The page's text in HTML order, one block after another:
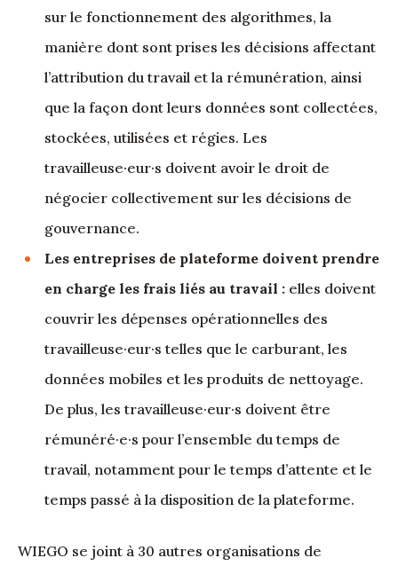
sur le fonctionnement des algorithmes, la
manière dont sont prises les décisions affectant
l’attribution du travail et la rémunération, ainsi
que la façon dont leurs données sont collectées,
stockées, utilisées et régies. Les
travailleuse·eur·s doivent avoir le droit de
négocier collectivement sur les décisions de
gouvernance.
Les entreprises de plateforme doivent prendre
en charge les frais liés au travail : elles doivent
couvrir les dépenses opérationnelles des
travailleuse·eur·s telles que le carburant, les
données mobiles et les produits de nettoyage.
De plus, les travailleuse·eur·s doivent être
rémunéré·e·s pour l’ensemble du temps de
travail, notamment pour le temps d’attente et le
temps passé à la disposition de la plateforme.
WIEGO se joint à 30 autres organisations de